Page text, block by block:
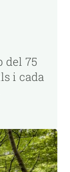
del 75
i cada